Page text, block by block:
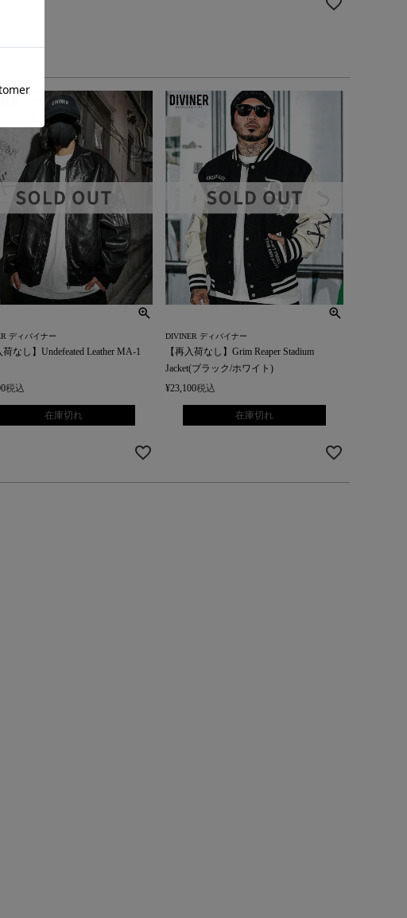
ディバイナー
荷なし】Undefeated Leather MA-1
税込
在庫切れ
DIVINER ディバイナー
【再入荷なし】Grim Reaper Stadium
Jacket(ブラック/ホワイト)
¥23,100税込
在庫切れ